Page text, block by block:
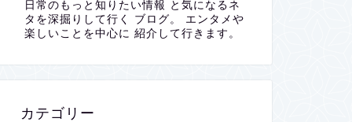
日常のもっと知りたい情報 と気になるネ
タを深掘りして行く ブログ。 エンタメや
楽しいことを中心に 紹介して行きます。
カテゴリー